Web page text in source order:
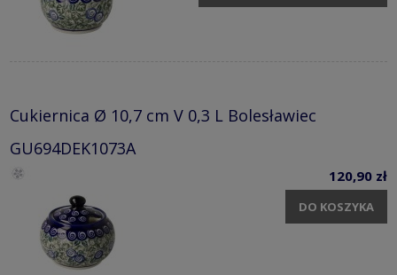
Cukiernica Ø 10,7 cm V 0,3 L Bolesławiec
GU694DEK1073A
120,90 zł
DO KOSZYKA